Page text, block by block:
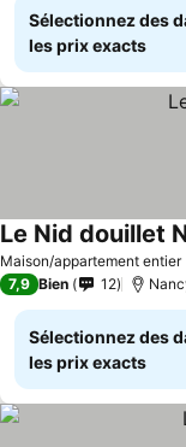
Sélectionnez des
les prix exacts
Maison/appartement entier
Le Nid douillet
7,9 Bien 12
Sélectionnez des
les prix exacts